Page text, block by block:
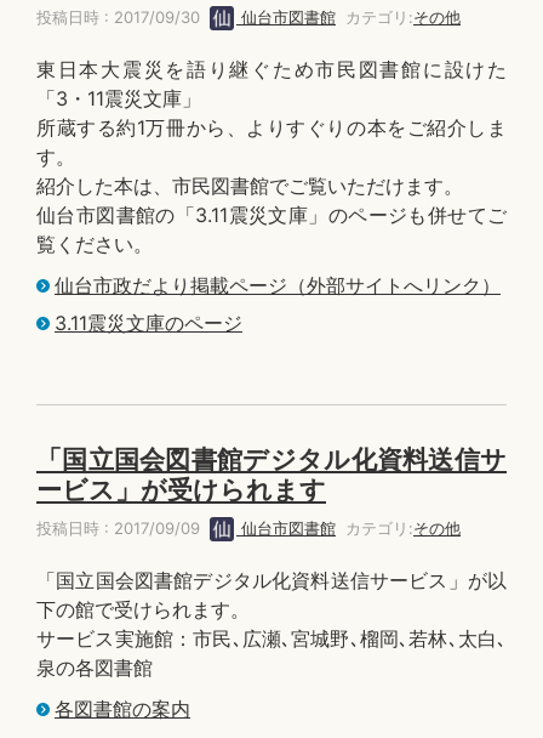
投稿日時 : 2017/09/30 仙台市図書館 カテゴリ:その他
東日本大震災を語り継ぐため市民図書館に設けた
「3・11震災文庫」
所蔵する約1万冊から、よりすぐりの本をご紹介しま
す。
紹介した本は、市民図書館でご覧いただけます。
仙台市図書館の「3.11震災文庫」のページも併せてご
覧ください。
仙台市政だより掲載ページ（外部サイトへリンク）
3.11震災文庫のページ
「国立国会図書館デジタル化資料送信サ
ービス」が受けられます
投稿日時 : 2017/09/09 仙台市図書館 カテゴリ:その他
「国立国会図書館デジタル化資料送信サービス」が以
下の館で受けられます。
サービス実施館：市民､広瀬､宮城野､榴岡､若林､太白､
泉の各図書館
各図書館の案内